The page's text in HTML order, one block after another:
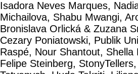
Isadora Neves Marques,
Michailova, Shabu Mwangi,
Bronislava Orlická & Zuzana
Cezary Poniatowski, Publik
Raspé, Nour Shantout, Shella
Felipe Steinberg,